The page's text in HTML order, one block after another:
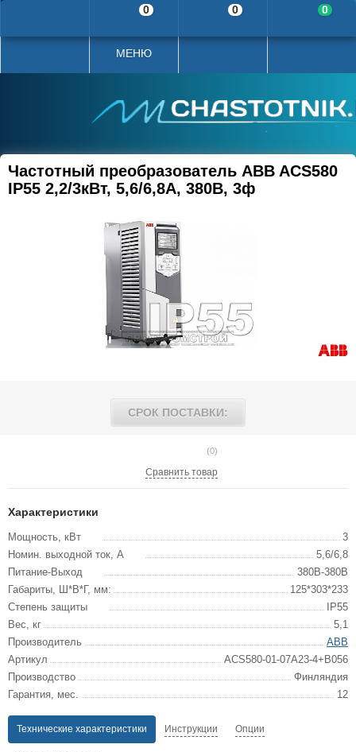
МЕНЮ
Частотный преобразователь ABB ACS580
IP55 2,2/3кВт, 5,6/6,8А, 380В, 3ф
СРОК ПОСТАВКИ:
(0)
Сравнить товар
Характеристики
Мощность, кВт
3
Номин. выходной ток, А
5,6/6,8
Питание-Выход
380В-380В
Габариты, Ш*В*Г, мм:
125*303*233
Степень защиты
IP55
Вес, кг
5,1
Производитель
ABB
Артикул
ACS580-01-07A23-4+B056
Производство
Финляндия
Гарантия, мес.
12
Технические характеристики Инструкции Опции
0 0 0